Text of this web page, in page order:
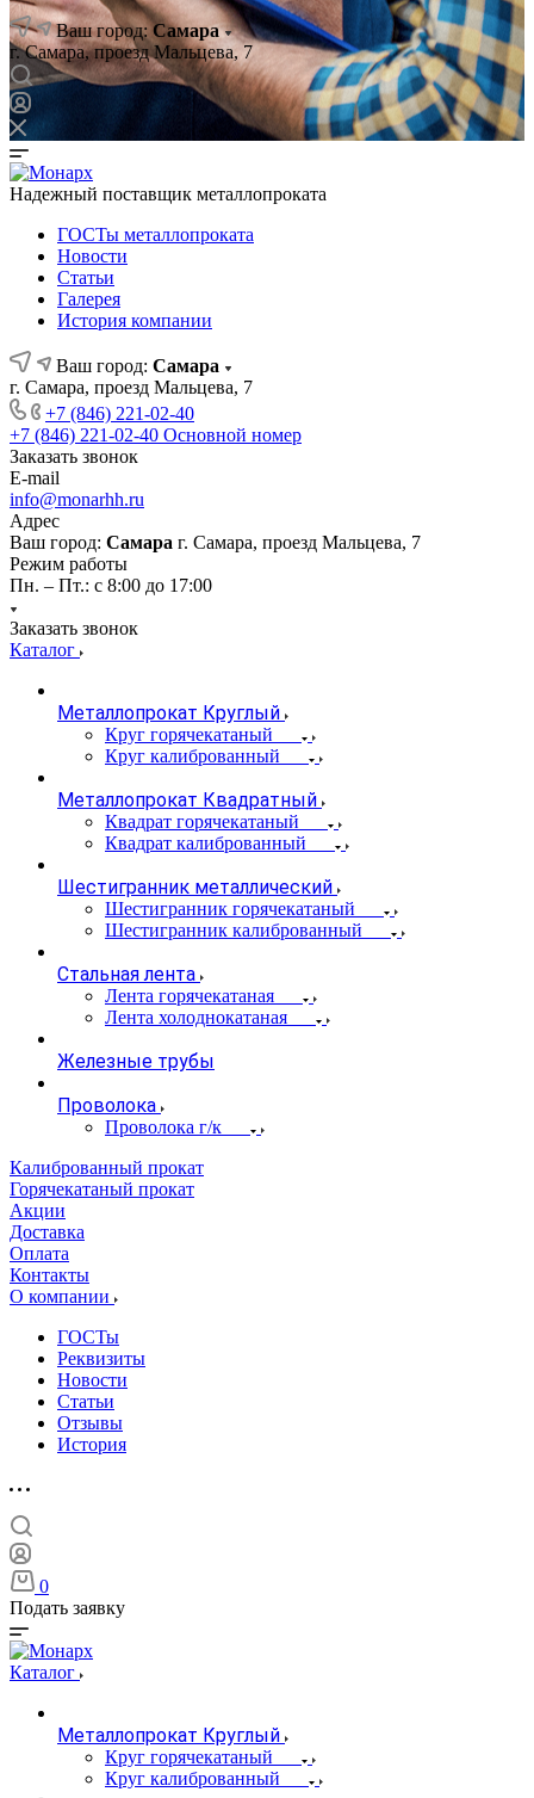
Ваш город: Самара
г. Самара, проезд Мальцева, 7
Надежный поставщик металлопроката
ГОСТы металлопроката
Новости
Статьи
Галерея
История компании
Ваш город: Самара
г. Самара, проезд Мальцева, 7
+7 (846) 221-02-40
+7 (846) 221-02-40 Основной номер
Заказать звонок
E-mail
info@monarhh.ru
Адрес
Ваш город: Самара г. Самара, проезд Мальцева, 7
Режим работы
Пн. – Пт.: с 8:00 до 17:00
Заказать звонок
Каталог
Металлопрокат Круглый
Круг горячекатаный
Круг калиброванный
Металлопрокат Квадратный
Квадрат горячекатаный
Квадрат калиброванный
Шестигранник металлический
Шестигранник горячекатаный
Шестигранник калиброванный
Стальная лента
Лента горячекатаная
Лента холоднокатаная
Железные трубы
Проволока
Проволока г/к
Калиброванный прокат
Горячекатаный прокат
Акции
Доставка
Оплата
Контакты
О компании
ГОСТы
Реквизиты
Новости
Статьи
Отзывы
История
0
Подать заявку
Каталог
Металлопрокат Круглый
Круг горячекатаный
Круг калиброванный